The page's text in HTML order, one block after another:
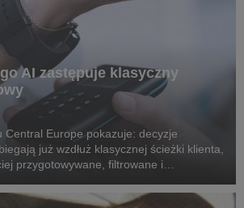
AI zastępuje klasyczny
Central Europe pokazuje: decyzje
już wzdłuż klasycznej ścieżki klienta,
przygotowywane, filtrowane i